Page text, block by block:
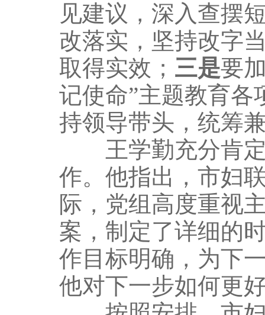
见建议，深入查摆
改落实，坚持改字
取得实效； 三是要
记使命”主题教育
持领导带头，统筹
王学勤充分肯定
作。他指出，市妇
际，党组高度重视
案，制定了详细的
作目标明确，为下
他对下一步如何更